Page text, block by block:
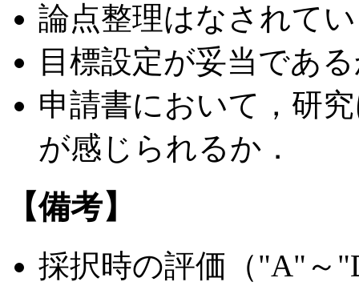
論点整理はなされて
目標設定が妥当であ
申請書において，研
が感じられるか．
【備考】
採択時の評価（"A"～